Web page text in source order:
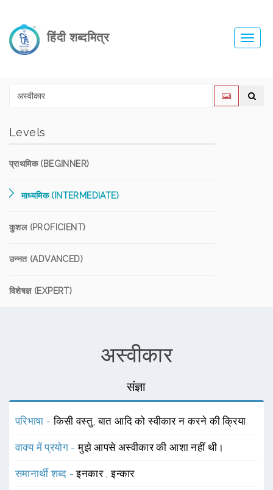
हिंदी शब्दमित्र
Levels
प्राथमिक (BEGINNER)
माध्यमिक (INTERMEDIATE)
कुशल (PROFICIENT)
उन्नत (ADVANCED)
विशेषज्ञ (EXPERT)
अस्वीकार
संज्ञा
परिभाषा -किसी वस्तु, बात आदि को स्वीकार न करने की क्रिया
वाक्य में प्रयोग -मुझे आपसे अस्वीकार की आशा नहीं थी।
समानार्थी शब्द -इनकार ,इन्कार